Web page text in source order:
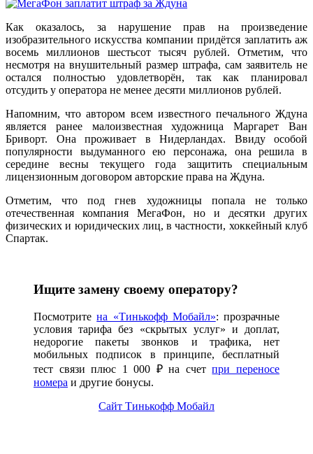
Как оказалось, за нарушение прав на произведение
изобразительного искусства компании придётся заплатить аж
восемь миллионов шестьсот тысяч рублей. Отметим, что
несмотря на внушительный размер штрафа, сам заявитель не
остался полностью удовлетворён, так как планировал
отсудить у оператора не менее десяти миллионов рублей.
Напомним, что автором всем известного печального Ждуна
является ранее малоизвестная художница Маргарет Ван
Бриворт. Она проживает в Нидерландах. Ввиду особой
популярности выдуманного ею персонажа, она решила в
середине весны текущего года защитить специальным
лицензионным договором авторские права на Ждуна.
Отметим, что под гнев художницы попала не только
отечественная компания МегаФон, но и десятки других
физических и юридических лиц, в частности, хоккейный клуб
Спартак.
Ищите замену своему оператору?
Посмотритена «Тинькофф Мобайл»: прозрачные
условия тарифа без «скрытых услуг» и доплат,
недорогие пакеты звонков и трафика, нет
мобильных подписок в принципе, бесплатный
тест связи плюс 1 000 ₽ на счетпри переносе
номера и другие бонусы.
Сайт Тинькофф Мобайл